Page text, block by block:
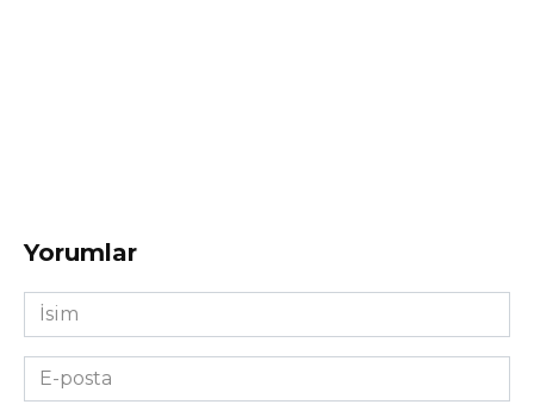
Yorumlar
İsim
*
E-
posta